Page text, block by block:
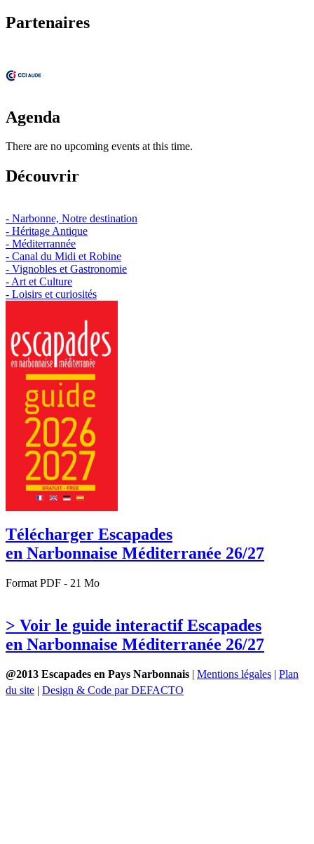
Partenaires
Agenda
There are no upcoming events at this time.
Découvrir
- Narbonne, Notre destination
- Héritage Antique
- Méditerrannée
- Canal du Midi et Robine
- Vignobles et Gastronomie
- Art et Culture
- Loisirs et curiosités
Télécharger Escapades
en Narbonnaise Méditerranée 26/27
Format PDF - 21 Mo
> Voir le guide interactif Escapades
en Narbonnaise Méditerranée 26/27
@2013 Escapades en Pays Narbonnais | Mentions légales | Plan
du site | Design & Code par DEFACTO